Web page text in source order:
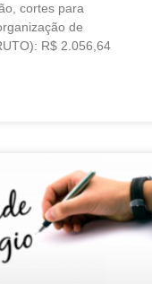
cortes para
de
R$ 2.056,64